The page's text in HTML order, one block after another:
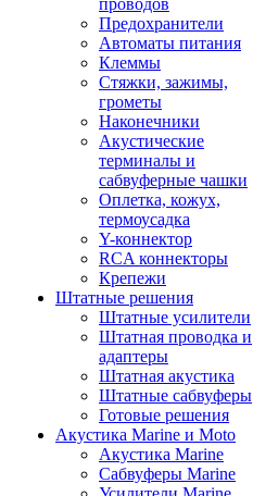
проводов
Предохранители
Автоматы питания
Клеммы
Стяжки, зажимы,
грометы
Наконечники
Акустические
терминалы и
сабвуферные чашки
Оплетка, кожух,
термоусадка
Y-коннектор
RCA коннекторы
Крепежи
Штатные решения
Штатные усилители
Штатная проводка и
адаптеры
Штатная акустика
Штатные сабвуферы
Готовые решения
Акустика Marine и Moto
Акустика Marine
Сабвуферы Marine